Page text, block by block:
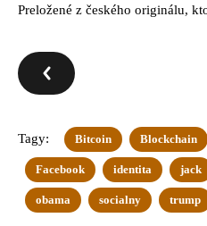
Preložené z českého originálu,
Tagy: Bitcoin Blockchain
Facebook identita jack
obama socialny trump